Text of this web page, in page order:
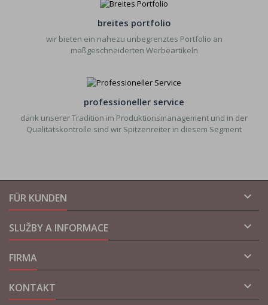
breites portfolio
wir bieten ein nahezu unbegrenztes Portfolio an
maßgeschneiderten Werbeartikeln
professioneller service
dank unserer Tradition im Produktionsmanagement und in der
Qualitätskontrolle sind wir Spitzenreiter in diesem Segment
FÜR KUNDEN 
SLUŽBY A INFORMACE 
FIRMA 
KONTAKT 